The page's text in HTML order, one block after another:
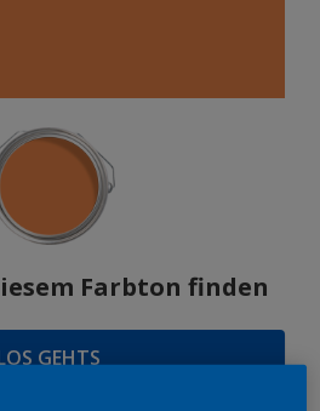
Farbton finden
GEHTS